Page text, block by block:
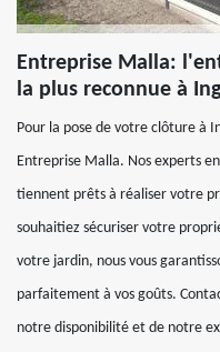
Entreprise Malla:
la plus reconnue à
Pour la pose de votre clôture à
Entreprise Malla. Nos experts
tiennent prêts à réaliser votre
souhaitiez sécuriser votre
votre jardin, nous vous
parfaitement à vos goûts.
notre disponibilité et de notre